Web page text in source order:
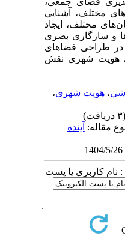
مختلف، آشنایی
های مختلف، ایجاد
و سازگاری بصری
در طراحی فضاهای
هویت شهری نقش
،هویت شهری،
(۳ دریافت)
مقاله: آینده
: نام کاربری یا پست